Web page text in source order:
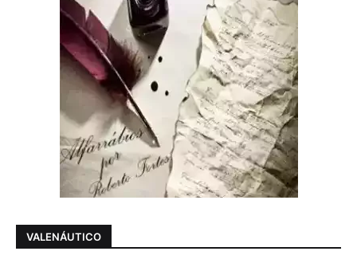
VALENÁUTICO